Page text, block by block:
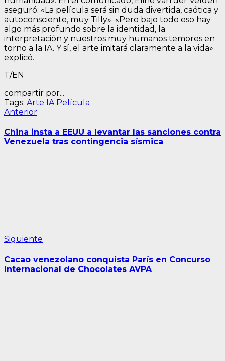
aseguró: «La película será sin duda divertida, caótica y
autoconsciente, muy Tilly». «Pero bajo todo eso hay
algo más profundo sobre la identidad, la
interpretación y nuestros muy humanos temores en
torno a la IA. Y sí, el arte imitará claramente a la vida»
explicó.
T/EN
compartir por...
Tags: Arte IA Película
Navegación
de
entradas
AnteriorEntrada
China insta a EEUU a levantar las sanciones contra
Venezuela tras contingencia sísmica
Siguiente
Cacao venezolano conquista París en Concurso
Internacional de Chocolates AVPA